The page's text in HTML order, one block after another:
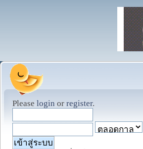
Please login or register.